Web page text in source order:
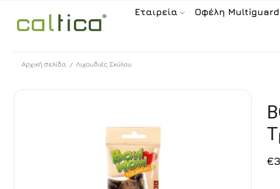
Εταιρεία Οφέλη Multiguard
Αρχική σελίδα / Λιχουδιές Σκύλου
€